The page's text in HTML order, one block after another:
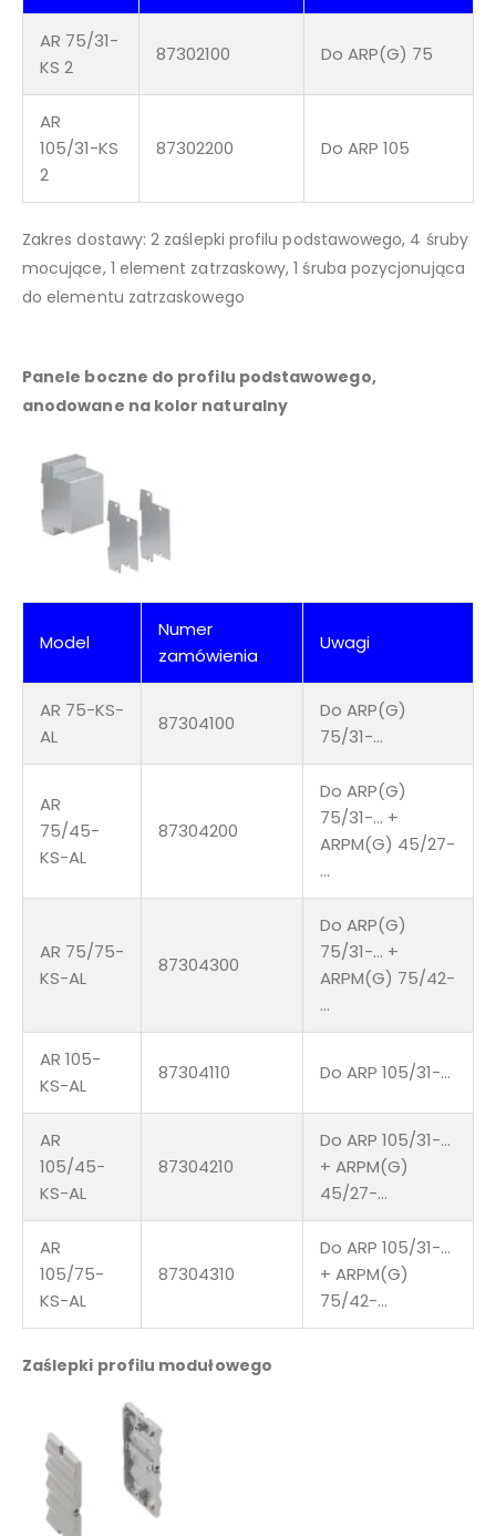
AR 75/31-
KS 2
87302100 Do ARP(G) 75
AR
105/31-KS
2
87302200 Do ARP 105
Zakres dostawy: 2 zaślepki profilu podstawowego, 4 śruby
mocujące, 1 element zatrzaskowy, 1 śruba pozycjonująca
do elementu zatrzaskowego
Panele boczne do profilu podstawowego,
anodowane na kolor naturalny
Model
Numer
zamówienia
Uwagi
AR 75-KS-
AL
87304100
Do ARP(G)
75/31-…
AR
75/45-
KS-AL
87304200
Do ARP(G)
75/31-… +
ARPM(G) 45/27-
…
AR 75/75-
KS-AL
87304300
Do ARP(G)
75/31-… +
ARPM(G) 75/42-
…
AR 105-
KS-AL
87304110 Do ARP 105/31-…
AR
105/45-
KS-AL
87304210
Do ARP 105/31-…
+ ARPM(G)
45/27-…
AR
105/75-
KS-AL
87304310
Do ARP 105/31-…
+ ARPM(G)
75/42-…
Zaślepki profilu modułowego